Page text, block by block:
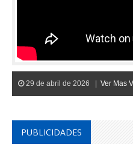
29 de abril de 2026 | Ver Mas
PUBLICIDADES